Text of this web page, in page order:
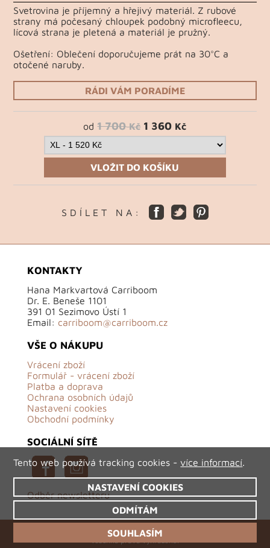
Svetrovina je příjemný a hřejivý materiál. Z rubové
strany má počesaný chloupek podobný microfleecu,
lícová strana je pletená a materiál je pružný.
Ošetření: Oblečení doporučujeme prát na 30°C a
otočené naruby.
RÁDI VÁM PORADÍME
od1 700 Kč 1 360 Kč
VLOŽIT DO KOŠÍKU
S D Í L E T N A :
KONTAKTY
Hana Markvartová Carriboom
Dr. E. Beneše 1101
391 01 Sezimovo Ústí 1
Email: carriboom@carriboom.cz
VŠE O NÁKUPU
Vrácení zboží
Formulář - vrácení zboží
Platba a doprava
Ochrana osobních údajů
Nastavení cookies
Obchodní podmínky
SOCIÁLNÍ SÍTĚ
Odběr newsletteru
©2026 Carriboom.cz - originální české oděvy,
všechna práva vyhrazena.
Tento web používá tracking cookies -více informací.
NASTAVENÍ COOKIES
ODMÍTÁM
SOUHLASÍM